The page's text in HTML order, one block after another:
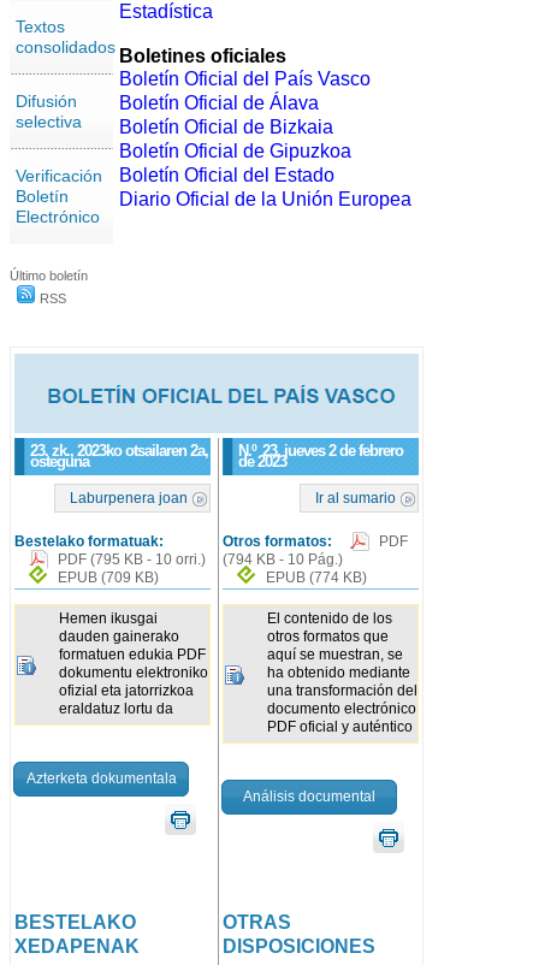
Textos
consolidados
Difusión
selectiva
Verificación
Boletín
Electrónico
Último boletín
RSS
23. zk., 2023ko otsailaren 2a,
osteguna
N.º23, jueves 2 de febrero
de 2023
Laburpenera joan
Bestelako formatuak:
PDF (795 KB - 10 orri.)
EPUB (709 KB)
Hemen ikusgai
dauden gainerako
formatuen edukia PDF
dokumentu elektroniko
ofizial eta jatorrizkoa
eraldatuz lortu da
Azterketa dokumentala
Ir al sumario
Otros formatos:
PDF
(794 KB - 10 Pág.)
EPUB(774 KB)
El contenido de los
otros formatos que
aquí se muestran, se
ha obtenido mediante
una transformación del
documento electrónico
PDF oficial y auténtico
Análisis documental
BESTELAKO
XEDAPENAK
OTRAS
DISPOSICIONES
Estadística
Boletines oficiales
Boletín Oficial del País Vasco
Boletín Oficial de Álava
Boletín Oficial de Bizkaia
Boletín Oficial de Gipuzkoa
Boletín Oficial del Estado
Diario Oficial de la Unión Europea